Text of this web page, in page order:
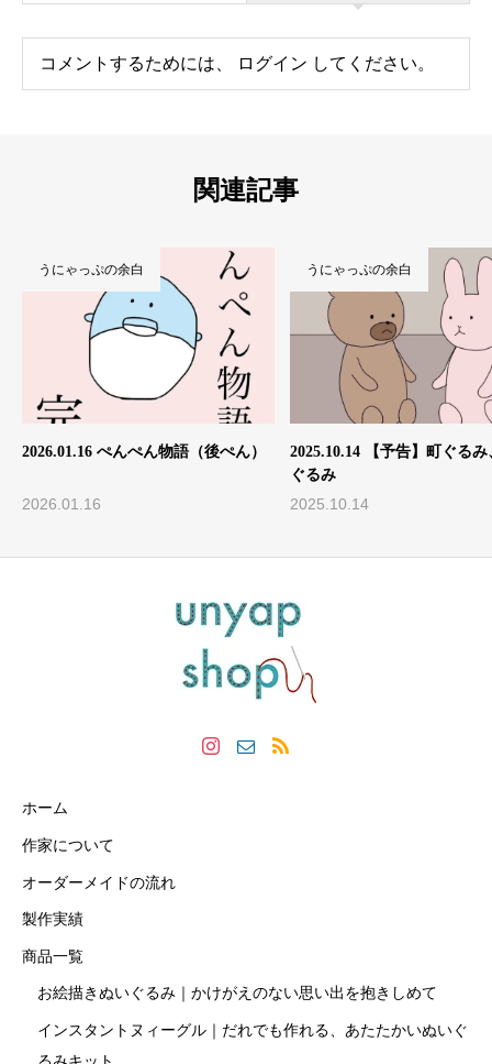
コメントするためには、 ログイン してください。
関連記事
2026.01.16 ぺんぺん物語（後ぺん）
2026.01.16
うにゃっぷの余白
2025.10.14 【予告】町ぐる
ぐるみ
2025.10.14
うにゃっぷの余白
ホーム
作家について
オーダーメイドの流れ
製作実績
商品一覧
お絵描きぬいぐるみ｜かけがえのない思い出を抱きしめて
インスタントヌィーグル｜だれでも作れる、あたたかいぬいぐ